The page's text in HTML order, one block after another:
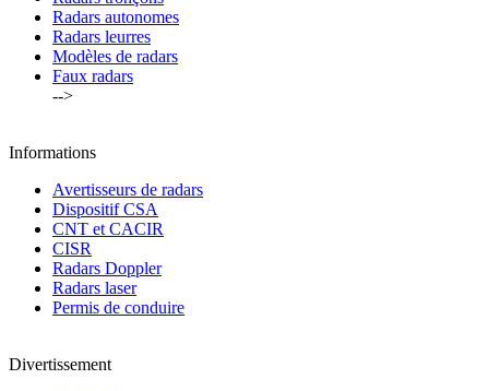
Radars autonomes
Radars leurres
Modèles de radars
Faux radars
-->
Informations
Avertisseurs de radars
Dispositif CSA
CNT et CACIR
CISR
Radars Doppler
Radars laser
Permis de conduire
Divertissement